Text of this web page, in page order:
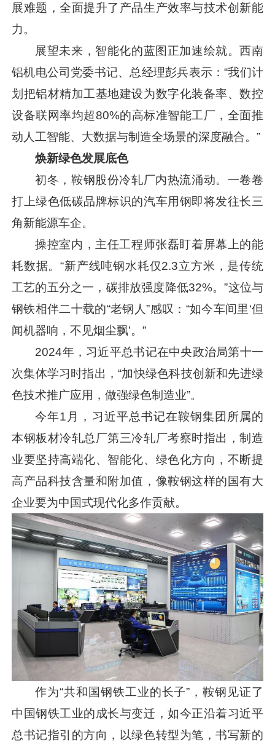
展难题，全面提升了产品生产效率与技术创新能
力。
展望未来，智能化的蓝图正加速绘就。西南
铝机电公司党委书记、总经理彭兵表示：“我们计
划把铝材精加工基地建设为数字化装备率、数控
设备联网率均超80%的高标准智能工厂，全面推
动人工智能、大数据与制造全场景的深度融合。”
焕新绿色发展底色
初冬，鞍钢股份冷轧厂内热流涌动。一卷卷
打上绿色低碳品牌标识的汽车用钢即将发往长三
角新能源车企。
操控室内，主任工程师张磊盯着屏幕上的能
耗数据。“新产线吨钢水耗仅2.3立方米，是传统
工艺的五分之一，碳排放强度降低32%。”这位与
钢铁相伴二十载的“老钢人”感叹：“如今车间里‘但
闻机器响，不见烟尘飘’。”
2024年， 习近平总书记在中央政治局第十一
次集体学习时指出，“加快绿色科技创新和先进绿
色技术推广应用，做强绿色制造业”。
今年1月， 习近平总书记在鞍钢集团所属的
本钢板材冷轧总厂第三冷轧厂考察时指出，制造
业要坚持高端化、智能化、绿色化方向，不断提
高产品科技含量和附加值，像鞍钢这样的国有大
企业要为中国式现代化多作贡献。
作为“共和国钢铁工业的长子”，鞍钢见证了
中国钢铁工业的成长与变迁，如今正沿着习近平
总书记指引的方向，以绿色转型为笔，书写新的